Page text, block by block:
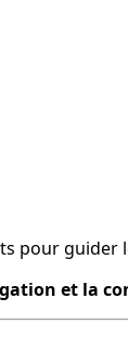
pour
et la